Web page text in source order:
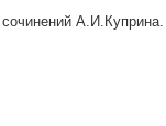
сочинений